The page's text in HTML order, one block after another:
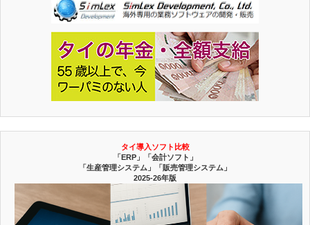
タイ導入ソフト比較
「ERP」「会計ソフト」
「生産管理システム」「販売管理システム」
2025-26年版